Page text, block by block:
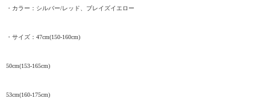
・カラー：シルバー/レッド、ブレイズイエロー
・サイズ： 47cm(150-160cm)
50cm(153-165cm)
53cm(160-175cm)